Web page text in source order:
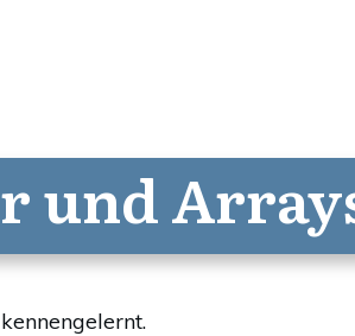
und
kennengelernt.